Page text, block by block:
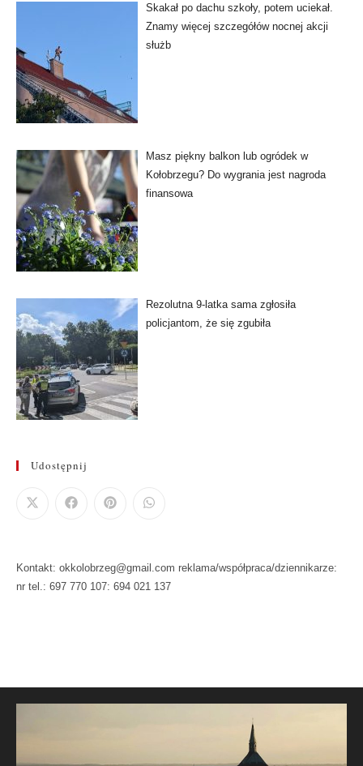
Skakał po dachu szkoły, potem uciekał.
Znamy więcej szczegółów nocnej akcji
służb
Masz piękny balkon lub ogródek w
Kołobrzegu? Do wygrania jest nagroda
finansowa
Rezolutna 9-latka sama zgłosiła
policjantom, że się zgubiła
Udostępnij
Kontakt: okkolobrzeg@gmail.com reklama/współpraca/dziennikarze:
nr tel.: 697 770 107: 694 021 137